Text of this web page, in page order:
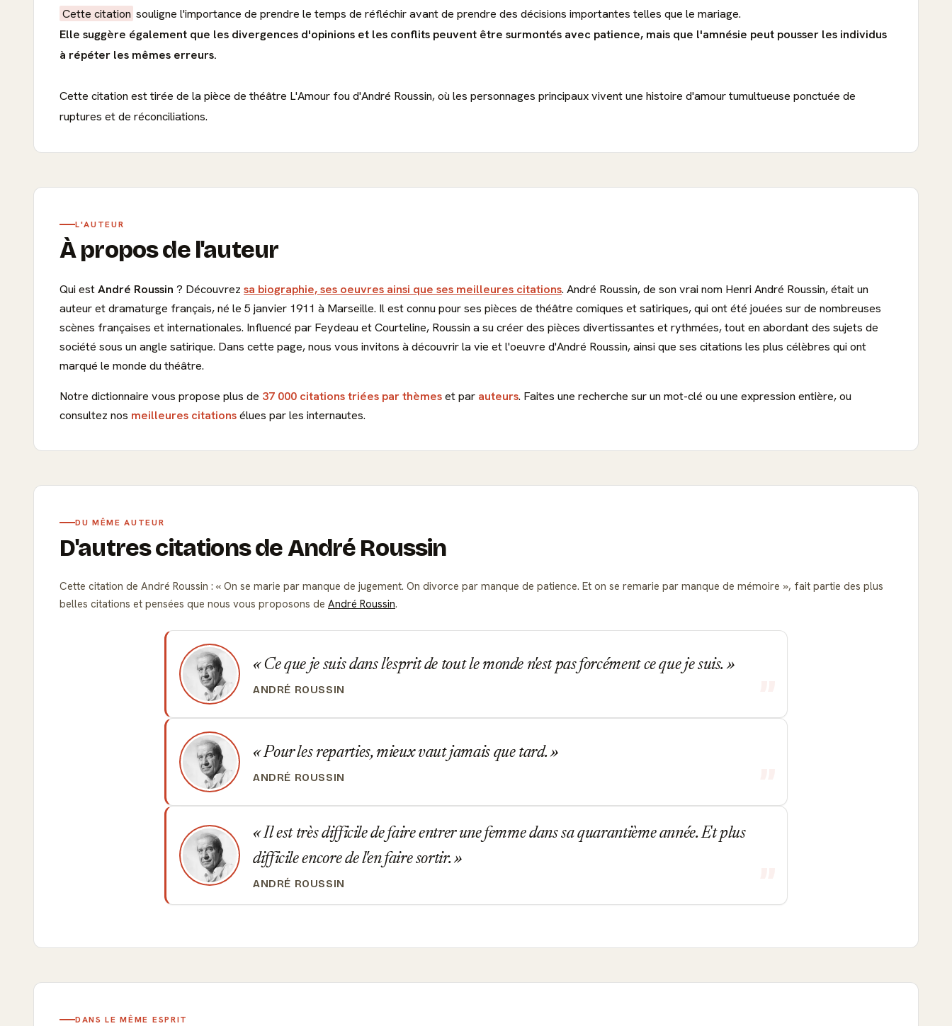
Cette citation souligne l'importance de prendre le temps de réfléchir avant de prendre des décisions importantes telles que le mariage.
Elle suggère également que les divergences d'opinions et les conflits peuvent être surmontés avec patience, mais que l'amnésie peut pousser les individus
à répéter les mêmes erreurs.
Cette citation est tirée de la pièce de théâtre L'Amour fou d'André Roussin, où les personnages principaux vivent une histoire d'amour tumultueuse ponctuée de
ruptures et de réconciliations.
L'AUTEUR
À propos de l'auteur
Qui estAndré Roussin ? Découvrez sa biographie, ses oeuvres ainsi que ses meilleures citations. André Roussin, de son vrai nom Henri André Roussin, était un
auteur et dramaturge français, né le 5 janvier 1911 à Marseille. Il est connu pour ses pièces de théâtre comiques et satiriques, qui ont été jouées sur de nombreuses
scènes françaises et internationales. Influencé par Feydeau et Courteline, Roussin a su créer des pièces divertissantes et rythmées, tout en abordant des sujets de
société sous un angle satirique. Dans cette page, nous vous invitons à découvrir la vie et l'oeuvre d'André Roussin, ainsi que ses citations les plus célèbres qui ont
marqué le monde du théâtre.
Notre dictionnaire vous propose plus de 37 000 citations triées par thèmeset par auteurs. Faites une recherche sur un mot-clé ou une expression entière, ou
consultez nos meilleures citationsélues par les internautes.
DU MÊME AUTEUR
D'autres citations de André Roussin
Cette citation de André Roussin : On se marie par manque de jugement. On divorce par manque de patience. Et on se remarie par manque de mémoire
, fait partie des plus
belles citations et pensées que nous vous proposons de André Roussin.
Ce que je suis dans l'esprit de tout le monde n'est pas forcément ce que je suis.
ANDRÉ ROUSSIN
Pour les reparties, mieux vaut jamais que tard.
ANDRÉ ROUSSIN
Il est très difficile de faire entrer une femme dans sa quarantième année. Et plus
difficile encore de l'en faire sortir.
ANDRÉ ROUSSIN
DANS LE MÊME ESPRIT